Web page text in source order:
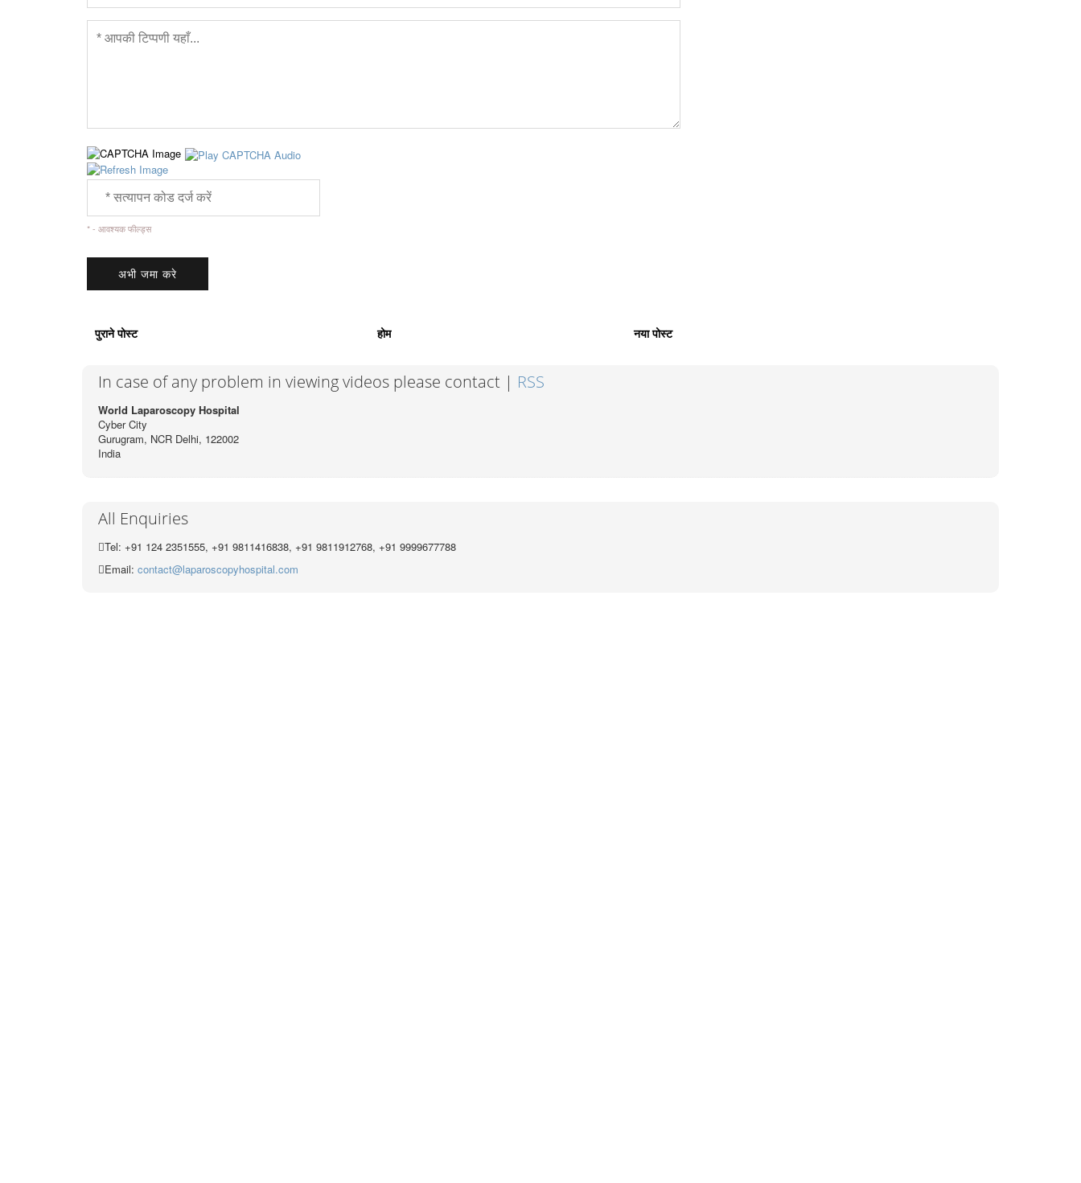
* - आवश्यक फील्ड्स
पुराने पोस्ट होम नया पोस्ट
In case of any problem in viewing videos please contact | RSS
World Laparoscopy Hospital
Cyber City
Gurugram, NCR Delhi, 122002
India
All Enquiries
Tel: +91 124 2351555, +91 9811416838, +91 9811912768, +91 9999677788
Email: contact@laparoscopyhospital.com